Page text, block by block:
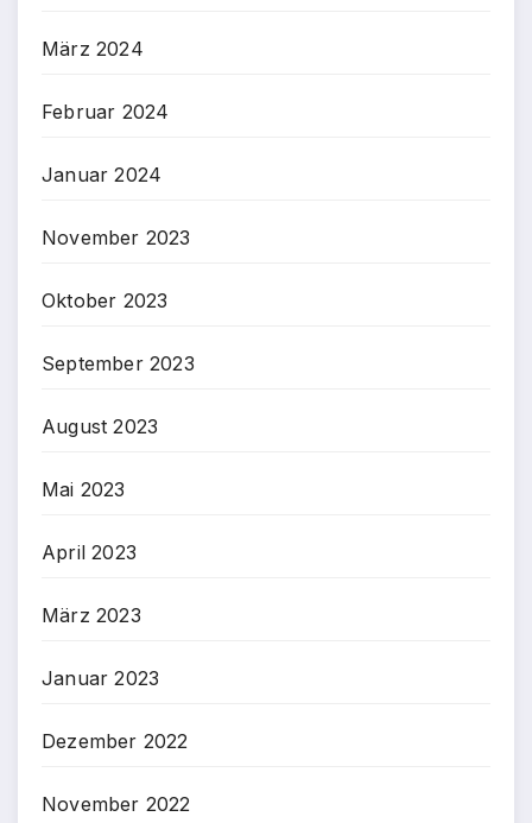
März 2024
Februar 2024
Januar 2024
November 2023
Oktober 2023
September 2023
August 2023
Mai 2023
April 2023
März 2023
Januar 2023
Dezember 2022
November 2022